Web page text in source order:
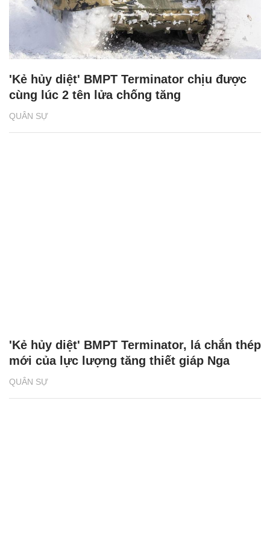
QUÂN SỰ
'Kẻ hủy diệt' BMPT Terminator chịu được
cùng lúc 2 tên lửa chống tăng
QUÂN SỰ
'Kẻ hủy diệt' BMPT Terminator, lá chắn thép
mới của lực lượng tăng thiết giáp Nga